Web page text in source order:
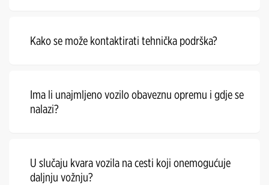
Kako se može kontaktirati tehnička podrška?
Ima li unajmljeno vozilo obaveznu opremu i gdje se
nalazi?
U slučaju kvara vozila na cesti koji onemogućuje
daljnju vožnju?